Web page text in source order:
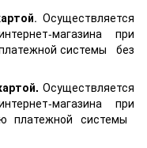
. Осуществляется
магазина при
системы
без
Осуществляется
магазина при
платежной системы